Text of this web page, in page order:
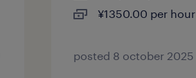
¥1350.00 per hour
posted 8 october 2025